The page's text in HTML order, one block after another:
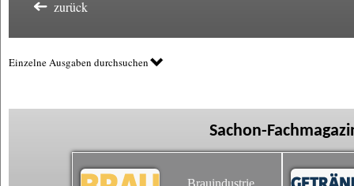
zurück
Einzelne Ausgaben durchsuchen
Sachon-
Brauindustrie